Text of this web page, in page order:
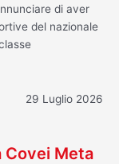
di aver
del nazionale
29 Luglio 2026
Meta